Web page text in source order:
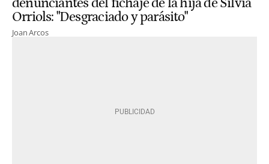
denunciantes del fichaje de la hija de Sílvia
Orriols: "Desgraciado y parásito"
Joan Arcos